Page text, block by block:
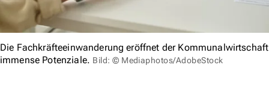
Die Fachkräfteeinwanderung eröffnet der Kommunalwirtschaft
immense Potenziale. Bild: © Mediaphotos/AdobeStock